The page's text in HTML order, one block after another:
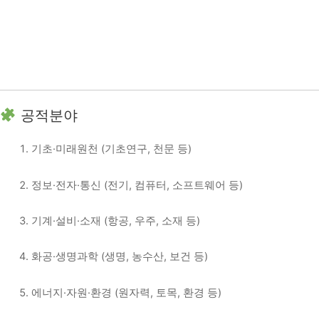
공적분야
기초·미래원천 (기초연구, 천문 등)
정보·전자·통신 (전기, 컴퓨터, 소프트웨어 등)
기계·설비·소재 (항공, 우주, 소재 등)
화공·생명과학 (생명, 농수산, 보건 등)
에너지·자원·환경 (원자력, 토목, 환경 등)